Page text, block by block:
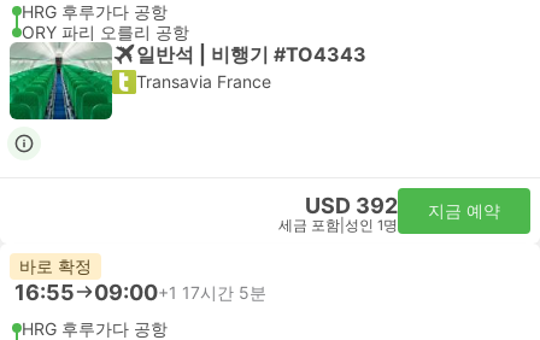
HRG 후루가다 공항
ORY 파리 오를리 공항
일반석 | 비행기 #TO4343
Transavia France
USD 392
세금 포함 성인 1명
지금 예약
바로 확정
16:55 09:00+1 17시간 5분
HRG 후루가다 공항